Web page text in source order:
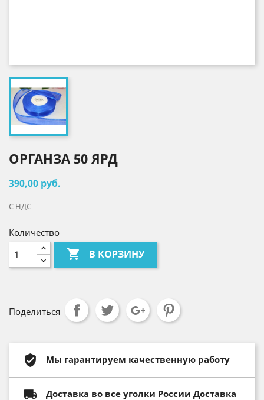
ОРГАНЗА 50 ЯРД
390,00 руб.
С НДС
Количество
 В КОРЗИНУ
Поделиться
Мы гарантируем качественную работу
Доставка во все уголки России Доставка